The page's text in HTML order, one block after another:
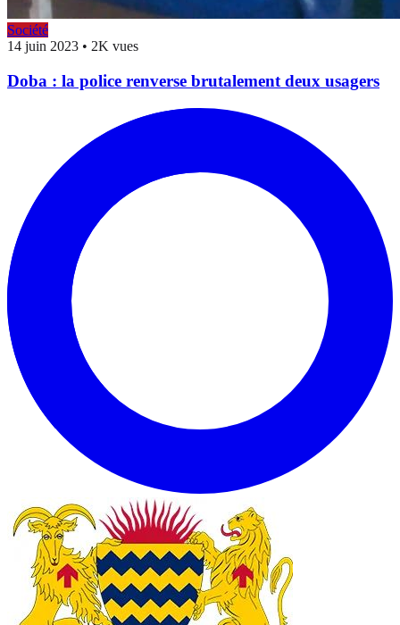
Société
14 juin 2023 • 2K vues
Doba : la police renverse brutalement deux usagers